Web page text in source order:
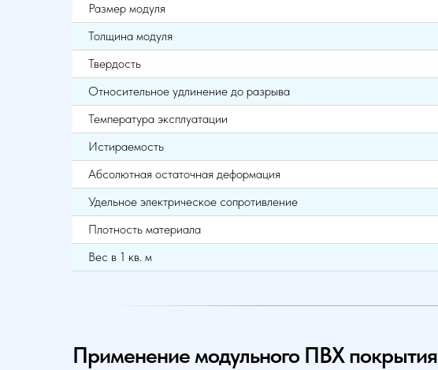
Размер модуля
Толщина модуля
Твердость
Относительное удлинение до разрыва
Температура эксплуатации
Истираемость
Абсолютная остаточная деформация
Удельное электрическое сопротивление
Плотность материала
Вес в 1 кв. м
Применение модульного ПВХ покрытия